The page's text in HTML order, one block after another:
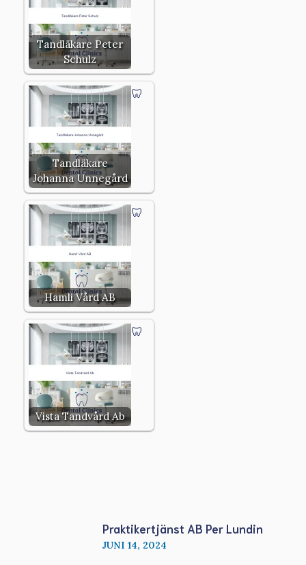
Tandläkare Peter
Schulz
Tandläkare
Johanna Unnegård
Hamli Vård AB
Vista Tandvård Ab
Praktikertjänst AB Per Lundin
JUNI 14, 2024